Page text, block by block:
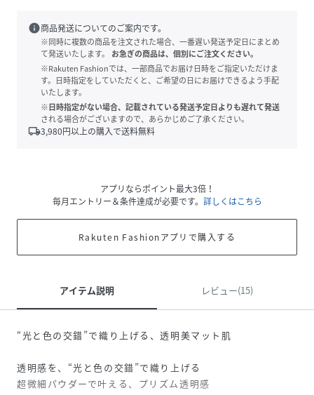
info商品発送についてのご案内です。
※同時に複数の商品を注文された場合、一番遅い発送予定日にまとめ
て発送いたします。
お急ぎの商品は、個別にご注文ください。
※Rakuten Fashionでは、一部商品でお届け日時をご指定いただけま
す。日時指定をしていただくと、ご希望の日にお届けできるよう手配
いたします。
※日時指定がない場合、記載されている発送予定日よりも遅れて発送
される場合がございますので、あらかじめご了承ください。
local_shipping3,980円以上の購入で送料無料
アプリならポイント最大3倍！
毎月エントリー＆条件達成が必要です。 詳しくはこちら
Rakuten Fashionアプリで購入する
アイテム説明 レビュー(15)
“光と色の交錯”で織り上げる、透明美マット肌
透明感を、“光と色の交錯”で織り上げる
超微細パウダーで叶える、プリズム透明感